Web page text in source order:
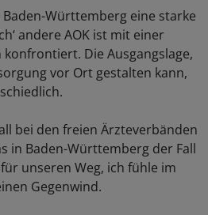
Württemberg eine starke
andere AOK ist mit einer
Die Ausgangslage,
vor Ort gestalten kann,
bei den freien Ärzteverbänden
in Baden-Württemberg der Fall
unseren Weg, ich fühle im
Gegenwind.